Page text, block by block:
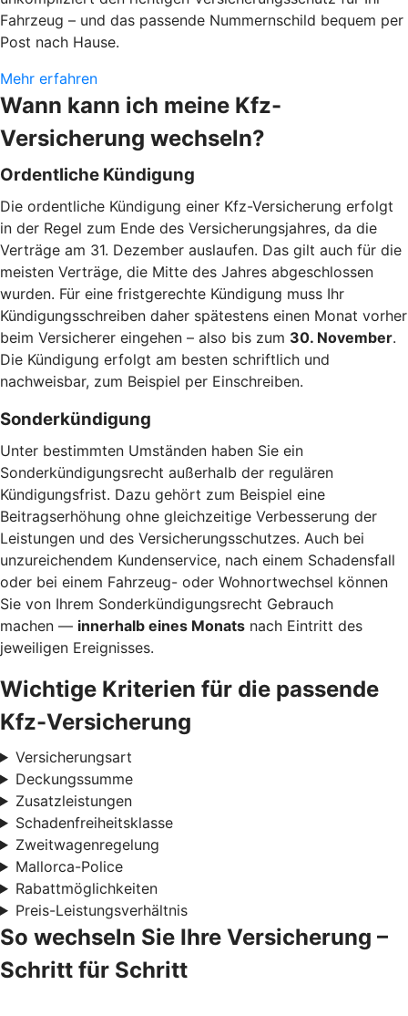
Fahrzeug – und das passende Nummernschild bequem per
Post nach Hause.
Mehr erfahren
Wann kann ich meine Kfz-
Versicherung wechseln?
Ordentliche Kündigung
Die ordentliche Kündigung einer Kfz-Versicherung erfolgt
in der Regel zum Ende des Versicherungsjahres, da die
Verträge am 31. Dezember auslaufen. Das gilt auch für die
meisten Verträge, die Mitte des Jahres abgeschlossen
wurden. Für eine fristgerechte Kündigung muss Ihr
Kündigungsschreiben daher spätestens einen Monat vorher
beim Versicherer eingehen – also bis zum 30. November.
Die Kündigung erfolgt am besten schriftlich und
nachweisbar, zum Beispiel per Einschreiben.
Sonderkündigung
Unter bestimmten Umständen haben Sie ein
Sonderkündigungsrecht außerhalb der regulären
Kündigungsfrist. Dazu gehört zum Beispiel eine
Beitragserhöhung ohne gleichzeitige Verbesserung der
Leistungen und des Versicherungsschutzes. Auch bei
unzureichendem Kundenservice, nach einem Schadensfall
oder bei einem Fahrzeug- oder Wohnortwechsel können
Sie von Ihrem Sonderkündigungsrecht Gebrauch
machen — innerhalb eines Monats nach Eintritt des
jeweiligen Ereignisses.
Wichtige Kriterien für die passende
Kfz-Versicherung
Versicherungsart
Deckungssumme
Zusatzleistungen
Schadenfreiheitsklasse
Zweitwagenregelung
Mallorca-Police
Rabattmöglichkeiten
Preis-Leistungsverhältnis
So wechseln Sie Ihre Versicherung –
Schritt für Schritt